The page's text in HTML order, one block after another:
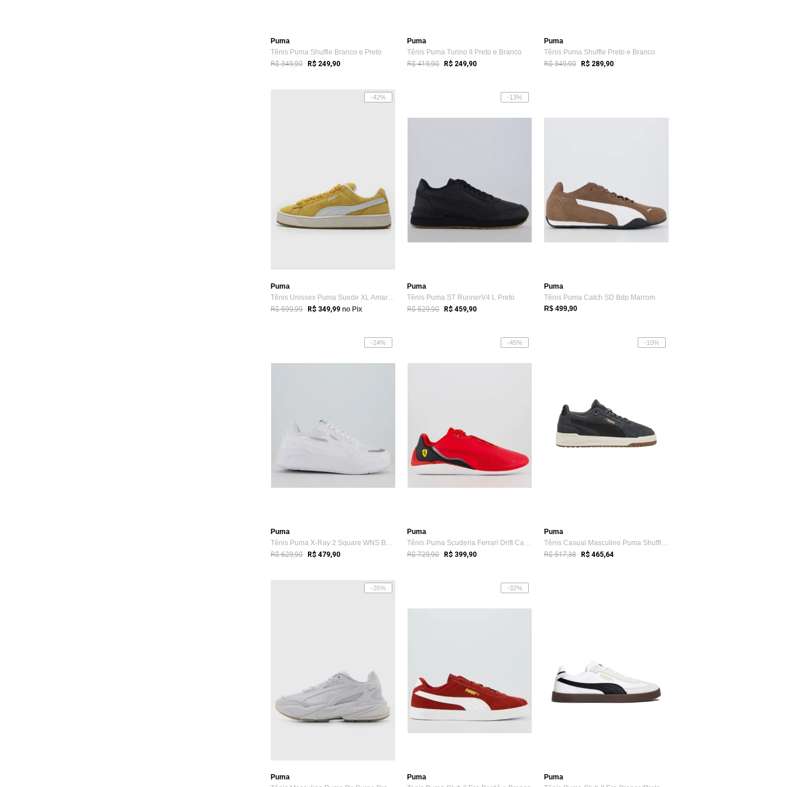
Puma
Tênis Puma Shuffle Branco e Preto
R$ 349,90 R$ 249,90
Puma
Tênis Puma Turino II Preto e Branco
R$ 419,90 R$ 249,90
Puma
Tênis Puma Shuffle Preto e Branco
R$ 349,90 R$ 289,90
-42%
Puma
Tênis Unissex Puma Suede XL Amarelo
R$ 599,99 R$ 349,99 no Pix
-13%
Puma
Tênis Puma ST RunnerV4 L Preto
R$ 529,90 R$ 459,90
Puma
Tênis Puma Catch SD Bdp Marrom
R$ 499,90
-24%
Puma
Tênis Puma X-Ray 2 Square WNS BDP Feminino Branco
R$ 629,90 R$ 479,90
-45%
Puma
Tênis Puma Scuderia Ferrari Drift Cat De...
R$ 729,90 R$ 399,90
-10%
Puma
Tênis Casual Masculino Puma Shuffle Down...
R$ 517,38 R$ 465,64
-26%
Puma
-32%
Puma
Puma